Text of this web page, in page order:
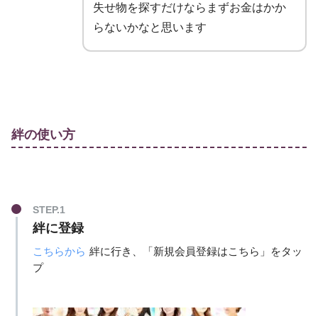
失せ物を探すだけならまずお金はかか
らないかなと思います
絆の使い方
STEP.1
絆に登録
こちらから 絆に行き、「新規会員登録はこちら」をタッ
プ